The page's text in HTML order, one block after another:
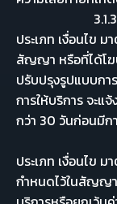
3.1.3 หากผู้ใ
ประเภท เงื่อนไข
สัญญา หรือที่ได้โฆ
ปรับปรุงรูปแบบก
การให้บริการ จะแ
กว่า 30 วันก่อนมีก
หากการเป
ประเภท เงื่อนไข
กำหนดไว้ในสัญญา